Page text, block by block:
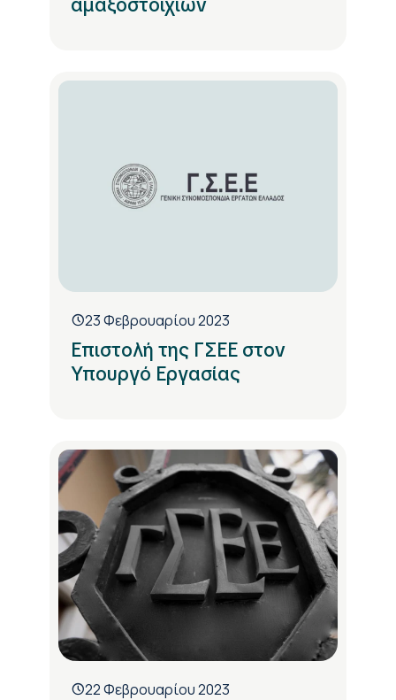
23 Φεβρουαρίου 2023
Επιστολή της ΓΣΕΕ στον
Υπουργό Εργασίας
22 Φεβρουαρίου 2023